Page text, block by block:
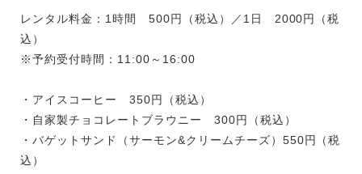
レンタル料金：1時間 500円（税込）／1日 2000円（税
込）
※予約受付時間：11:00～16:00
・アイスコーヒー 350円（税込）
・自家製チョコレートブラウニー 300円（税込）
・バゲットサンド（サーモン&クリームチーズ）550円（税
込）